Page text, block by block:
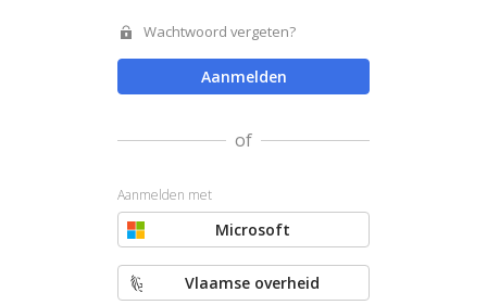
Wachtwoord vergeten?
Aanmelden
of
Aanmelden met
Microsoft
Vlaamse overheid